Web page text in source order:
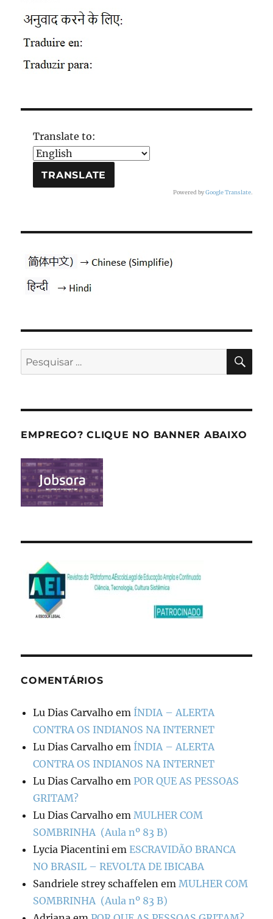
Translate to:
Powered byGoogle Translate.
Pesquisar
por:
EMPREGO? CLIQUE NO BANNER ABAIXO
COMENTÁRIOS
Lu Dias Carvalho em ÍNDIA – ALERTA
CONTRA OS INDIANOS NA INTERNET
Lu Dias Carvalho em ÍNDIA – ALERTA
CONTRA OS INDIANOS NA INTERNET
Lu Dias Carvalho em POR QUE AS PESSOAS
GRITAM?
Lu Dias Carvalho em MULHER COM
SOMBRINHA (Aula nº 83 B)
Lycia Piacentini emESCRAVIDÃO BRANCA
NO BRASIL – REVOLTA DE IBICABA
Sandriele strey schaffelen em MULHER COM
SOMBRINHA (Aula nº 83 B)